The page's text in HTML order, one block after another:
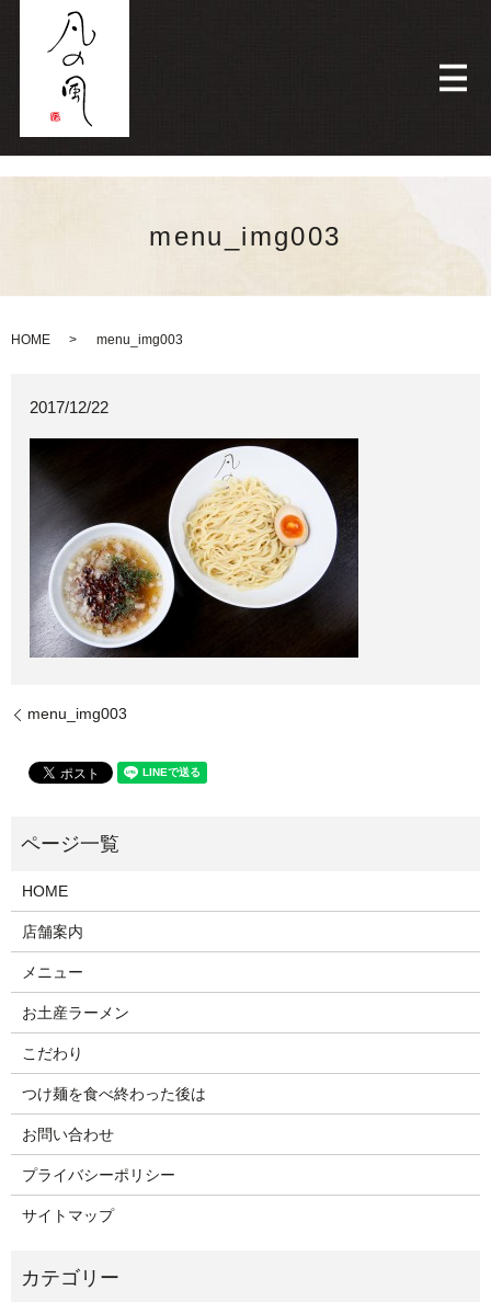
メ
menu_img003
HOME menu_img003
2017/12/22
menu_img003
HOME
店舗案内
メニュー
お土産ラーメン
こだわり
つけ麺を食べ終わった後は
お問い合わせ
プライバシーポリシー
サイトマップ